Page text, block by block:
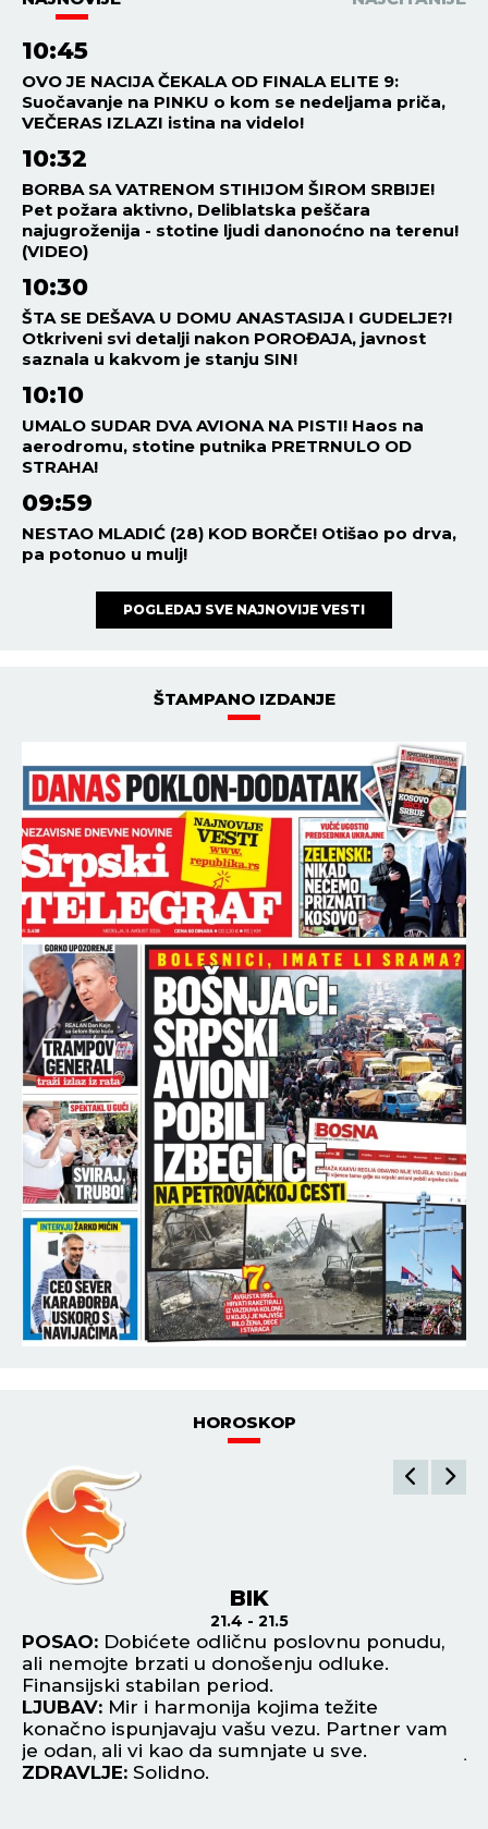
10:45
OVO JE NACIJA ČEKALA OD FINALA ELITE 9:
Suočavanje na PINKU o kom se nedeljama priča,
VEČERAS IZLAZI istina na videlo!
10:32
BORBA SA VATRENOM STIHIJOM ŠIROM SRBIJE!
Pet požara aktivno, Deliblatska peščara
najugroženija - stotine ljudi danonoćno na terenu!
(VIDEO)
10:30
ŠTA SE DEŠAVA U DOMU ANASTASIJA I GUDELJE?!
Otkriveni svi detalji nakon POROĐAJA, javnost
saznala u kakvom je stanju SIN!
10:10
UMALO SUDAR DVA AVIONA NA PISTI! Haos na
aerodromu, stotine putnika PRETRNULO OD
STRAHA!
09:59
NESTAO MLADIĆ (28) KOD BORČE! Otišao po drva,
pa potonuo u mulj!
POGLEDAJ SVE NAJNOVIJE VESTI
ŠTAMPANO IZDANJE
HOROSKOP
BIK
21.4 - 21.5
POSAO: Dobićete odličnu poslovnu ponudu,
ali nemojte brzati u donošenju odluke.
Finansijski stabilan period.
LJUBAV: Mir i harmonija kojima težite
konačno ispunjavaju vašu vezu. Partner vam
je odan, ali vi kao da sumnjate u sve.
ZDRAVLJE: Solidno.